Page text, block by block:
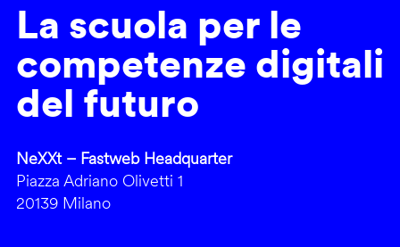
La scuola per le
competenze digitali
del futuro
NeXXt – Fastweb Headquarter
Piazza Adriano Olivetti 1
20139 Milano